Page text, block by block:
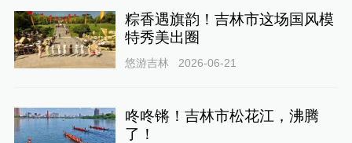
粽香遇旗韵！吉林市这场国风模
特秀美出圈
悠游吉林 2026-06-21
咚咚锵！吉林市松花江，沸腾
了！